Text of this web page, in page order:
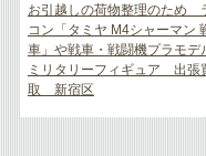
お引越しの荷物整理のため
コン「タミヤ M4シャーマン
車」や戦車・戦闘機プラモデ
ミリタリーフィギュア 出張
取 新宿区